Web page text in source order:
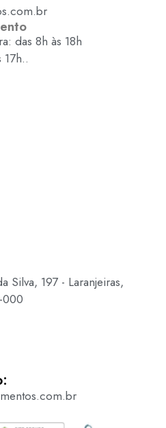
das 8h às 18h
17h..
Silva, 197 - Laranjeiras,
000